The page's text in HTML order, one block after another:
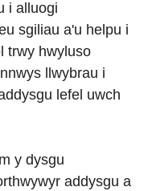
i alluogi
sgiliau a'u helpu i
trwy hwyluso
llwybrau i
lefel uwch
y dysgu
addysgu a